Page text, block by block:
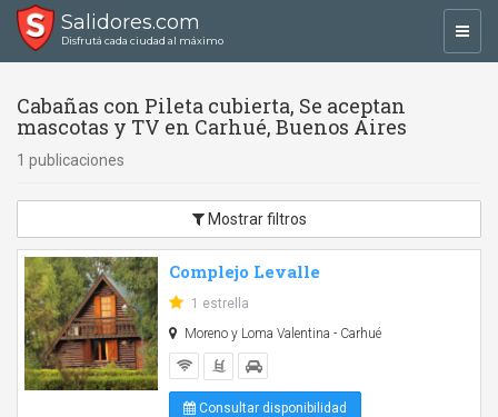
Salidores.com
Disfrutá cada ciudad al máximo
Cabañas con Pileta cubierta, Se aceptan
mascotas y TV en Carhué, Buenos Aires
1 publicaciones
Mostrar filtros
Complejo Levalle
1 estrella
Moreno y Loma Valentina - Carhué
Consultar disponibilidad